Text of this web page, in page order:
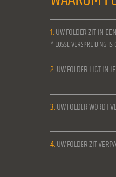
1. UW FOLDER ZIT IN
* LOSSE VERSPREIDING IS
2. UW FOLDER LIGT IN
3. UW FOLDER WORDT
4. UW FOLDER ZIT